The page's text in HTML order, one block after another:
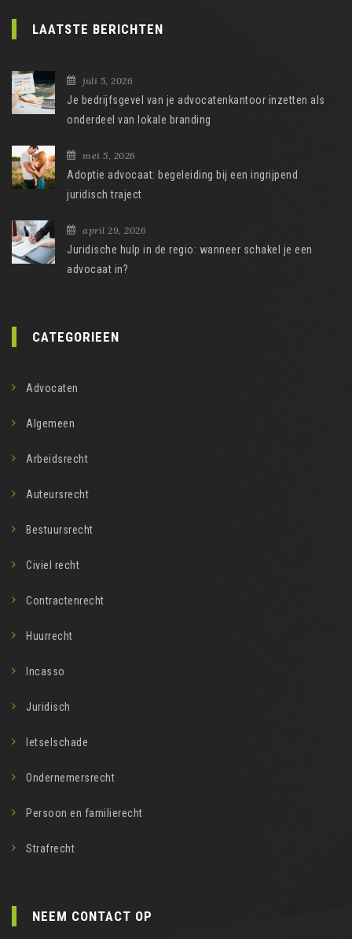
LAATSTE BERICHTEN
juli 5, 2026
Je bedrijfsgevel van je advocatenkantoor inzetten als
onderdeel van lokale branding
mei 5, 2026
Adoptie advocaat: begeleiding bij een ingrijpend
juridisch traject
april 29, 2026
Juridische hulp in de regio: wanneer schakel je een
advocaat in?
CATEGORIEEN
Advocaten
Algemeen
Arbeidsrecht
Auteursrecht
Bestuursrecht
Civiel recht
Contractenrecht
Huurrecht
Incasso
Juridisch
letselschade
Ondernemersrecht
Persoon en familierecht
Strafrecht
NEEM CONTACT OP